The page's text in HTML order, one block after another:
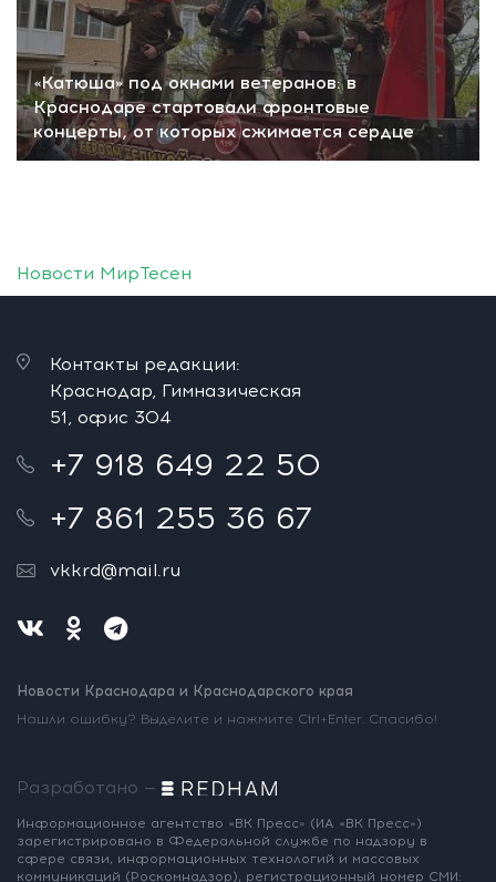
«Катюша» под окнами ветеранов: в
Краснодаре стартовали фронтовые
концерты, от которых сжимается сердце
Новости МирТесен
Контакты редакции:
Краснодар, Гимназическая
51, офис 304
+7 918 649 22 50
+7 861 255 36 67
vkkrd@mail.ru
Новости Краснодара и Краснодарского края
Нашли ошибку? Выделите и нажмите Ctrl+Enter. Спасибо!
Разработано —
Информационное агентство «ВК Пресс» (ИА «ВК Пресс»)
зарегистрировано в Федеральной службе по надзору в
сфере связи, информационных технологий и массовых
коммуникаций (Роскомнадзор), регистрационный номер СМИ: